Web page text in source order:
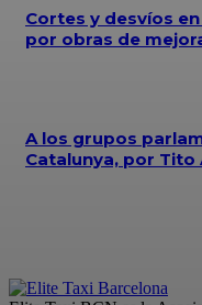
Cortes y desvíos
por obras de
A los grupos
Catalunya, por Tito